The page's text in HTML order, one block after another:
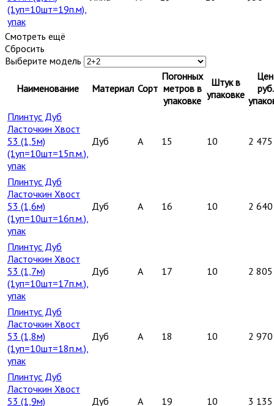
(1уп=10шт=19п.м),
упак
Смотреть ещё
Сбросить
Выберите модель
Наименование Материал Сорт
Погонных
метров в
упаковке
Штук в
упаковке
Плинтус Дуб
Ласточкин Хвост
53 (1,5м)
(1уп=10шт=15п.м.),
упак
Дуб A 15 10 2 475
Плинтус Дуб
Ласточкин Хвост
53 (1,6м)
(1уп=10шт=16п.м.),
упак
Дуб A 16 10 2 640
Плинтус Дуб
Ласточкин Хвост
53 (1,7м)
(1уп=10шт=17п.м.),
упак
Дуб A 17 10 2 805
Плинтус Дуб
Ласточкин Хвост
53 (1,8м)
(1уп=10шт=18п.м.),
упак
Дуб A 18 10 2 970
Плинтус Дуб
Ласточкин Хвост
53 (1,9м)
Дуб A 19 10 3 135